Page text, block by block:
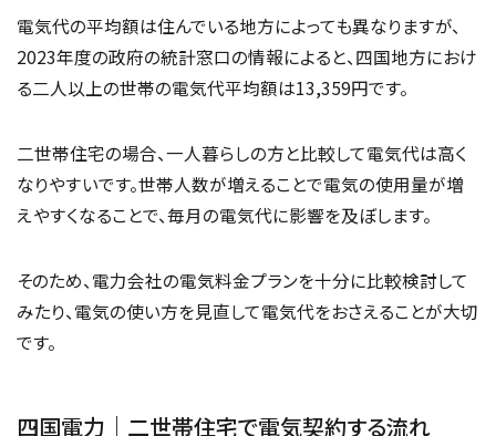
電気代の平均額は住んでいる地方によっても異なりますが、
2023年度の政府の統計窓口の情報によると、四国地方におけ
る二人以上の世帯の電気代平均額は13,359円です。
二世帯住宅の場合、一人暮らしの方と比較して電気代は高く
なりやすいです。世帯人数が増えることで電気の使用量が増
えやすくなることで、毎月の電気代に影響を及ぼします。
そのため、電力会社の電気料金プランを十分に比較検討して
みたり、電気の使い方を見直して電気代をおさえることが大切
です。
四国電力｜二世帯住宅で電気契約する流れ